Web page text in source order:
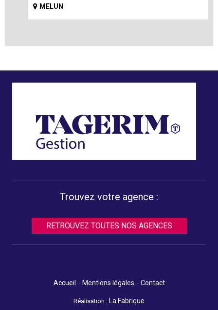
MELUN
Trouvez votre agence :
RETROUVEZ TOUTES NOS AGENCES
Accueil Mentions légales Contact
Réalisation : La Fabrique